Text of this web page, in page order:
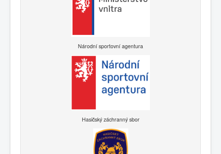
Národní sportovní agentura
Hasičský záchranný sbor